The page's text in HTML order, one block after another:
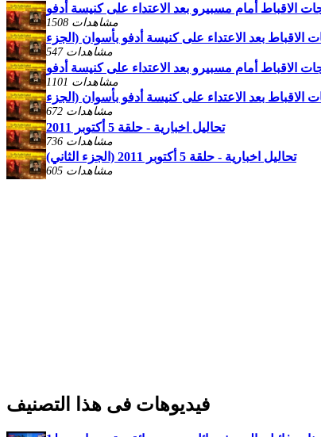
1508 مشاهدات
547 مشاهدات
1101 مشاهدات
672 مشاهدات
تحاليل اخبارية - حلقة 5 أكتوبر 2011
736 مشاهدات
تحاليل اخبارية - حلقة 5 أكتوبر 2011 (الجزء الثاني)
605 مشاهدات
فيديوهات فى هذا التصنيف